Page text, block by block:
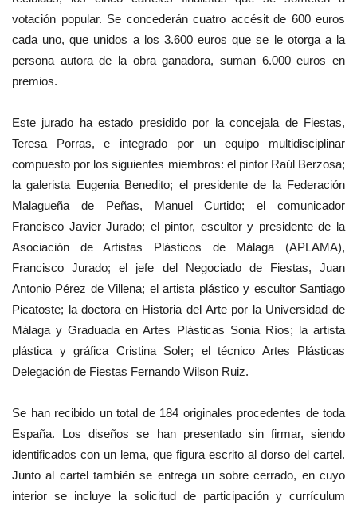
votación popular. Se concederán cuatro accésit de 600 euros
cada uno, que unidos a los 3.600 euros que se le otorga a la
persona autora de la obra ganadora, suman 6.000 euros en
premios.
Este jurado ha estado presidido por la concejala de Fiestas,
Teresa Porras, e integrado por un equipo multidisciplinar
compuesto por los siguientes miembros: el pintor Raúl Berzosa;
la galerista Eugenia Benedito; el presidente de la Federación
Malagueña de Peñas, Manuel Curtido; el comunicador
Francisco Javier Jurado; el pintor, escultor y presidente de la
Asociación de Artistas Plásticos de Málaga (APLAMA),
Francisco Jurado; el jefe del Negociado de Fiestas, Juan
Antonio Pérez de Villena; el artista plástico y escultor Santiago
Picatoste; la doctora en Historia del Arte por la Universidad de
Málaga y Graduada en Artes Plásticas Sonia Ríos; la artista
plástica y gráfica Cristina Soler; el técnico Artes Plásticas
Delegación de Fiestas Fernando Wilson Ruiz.
Se han recibido un total de 184 originales procedentes de toda
España. Los diseños se han presentado sin firmar, siendo
identificados con un lema, que figura escrito al dorso del cartel.
Junto al cartel también se entrega un sobre cerrado, en cuyo
interior se incluye la solicitud de participación y currículum